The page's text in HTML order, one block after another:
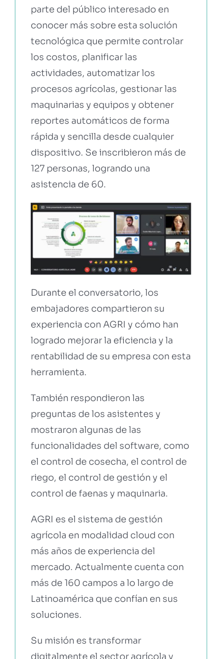
parte del público interesado en
conocer más sobre esta solución
tecnológica que permite controlar
los costos, planificar las
actividades, automatizar los
procesos agrícolas, gestionar las
maquinarias y equipos y obtener
reportes automáticos de forma
rápida y sencilla desde cualquier
dispositivo. Se inscribieron más de
127 personas, logrando una
asistencia de 60.
Durante el conversatorio, los
embajadores compartieron su
experiencia con AGRI y cómo han
logrado mejorar la eficiencia y la
rentabilidad de su empresa con esta
herramienta.
También respondieron las
preguntas de los asistentes y
mostraron algunas de las
funcionalidades del software, como
el control de cosecha, el control de
riego, el control de gestión y el
control de faenas y maquinaria.
AGRI es el sistema de gestión
agrícola en modalidad cloud con
más años de experiencia del
mercado. Actualmente cuenta con
más de 160 campos a lo largo de
Latinoamérica que confían en sus
soluciones.
Su misión es transformar
digitalmente el sector agrícola y